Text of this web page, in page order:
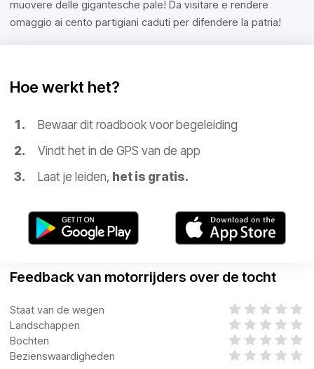
muovere delle gigantesche pale! Da visitare e rendere
omaggio ai cento partigiani caduti per difendere la patria!
Hoe werkt het?
Bewaar dit roadbook voor begeleiding
Vindt het in de GPS van de app
Laat je leiden, het is gratis.
Feedback van motorrijders over de tocht
Staat van de wegen
Landschappen
Bochten
Bezienswaardigheden